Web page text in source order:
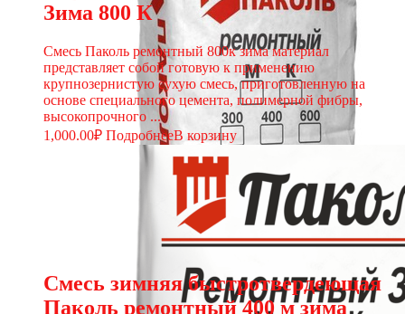
Зима 800 К
Смесь Паколь ремонтный 800к зима материал
представляет собой готовую к применению
крупнозернистую сухую смесь, приготовленную на
основе специального цемента, полимерной фибры,
высокопрочного ...
1,000.00₽ ПодробнееВ корзину
Смесь зимняя быстротвердеющая
Паколь ремонтный 400 м зима